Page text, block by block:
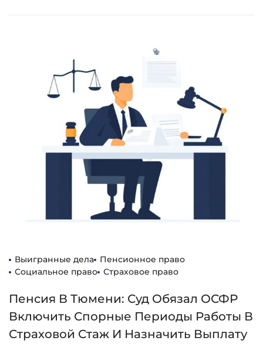
Выигранные дела
Пенсионное право
Социальное право Страховое право
Пенсия В Тюмени: Суд Обязал ОСФР
Включить Спорные Периоды Работы В
Страховой Стаж И Назначить Выплату